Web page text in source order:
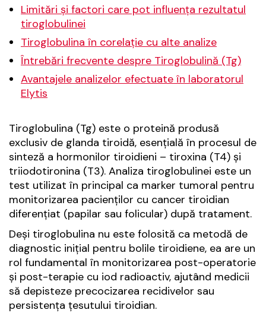
Limitări și factori care pot influența rezultatul
tiroglobulinei
Tiroglobulina în corelație cu alte analize
Întrebări frecvente despre Tiroglobulină (Tg)
Avantajele analizelor efectuate în laboratorul
Elytis
Tiroglobulina (Tg) este o proteină produsă
exclusiv de glanda tiroidă, esențială în procesul de
sinteză a hormonilor tiroidieni – tiroxina (T4) și
triiodotironina (T3). Analiza tiroglobulinei este un
test utilizat în principal ca marker tumoral pentru
monitorizarea pacienților cu cancer tiroidian
diferențiat (papilar sau folicular) după tratament.
Deși tiroglobulina nu este folosită ca metodă de
diagnostic inițial pentru bolile tiroidiene, ea are un
rol fundamental în monitorizarea post-operatorie
și post-terapie cu iod radioactiv, ajutând medicii
să depisteze precocizarea recidivelor sau
persistența țesutului tiroidian.